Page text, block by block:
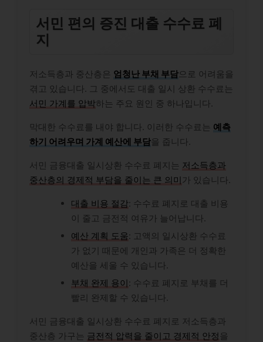
서민 편의 증진 대출 수수료 폐
지
저소득층과 중산층은 엄청난 부채 부담으로 어려움을
겪고 있습니다. 그 중에서도 대출 일시 상환 수수료는
서민 가계를 압박하는 주요 원인 중 하나입니다.
막대한 수수료를 내야 합니다. 이러한 수수료는 예측
하기 어려우며 가계 예산에 부담을 줍니다.
서민 금융대출 일시상환 수수료 폐지는 저소득층과
중산층의 경제적 부담을 줄이는 큰 의미 가 있습니다.
대출 비용 절감: 수수료 폐지로 대출 비용
이 줄고 금전적 여유가 늘어납니다.
예산 계획 도움: 고액의 일시상환 수수료
가 없기 때문에 개인과 가족은 더 정확한
예산을 세울 수 있습니다.
부채 완제 용이 : 수수료 폐지로 부채를 더
빨리 완제할 수 있습니다.
서민 금융대출 일시상환 수수료 폐지로 저소득층과
중산층 가구는 금전적 압력을 줄이고 경제적 안정을